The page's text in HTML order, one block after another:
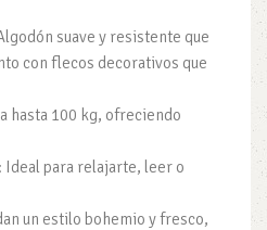
suave y resistente que
con flecos decorativos que
hasta 100 kg, ofreciendo
Ideal para relajarte, leer o
un estilo bohemio y fresco,